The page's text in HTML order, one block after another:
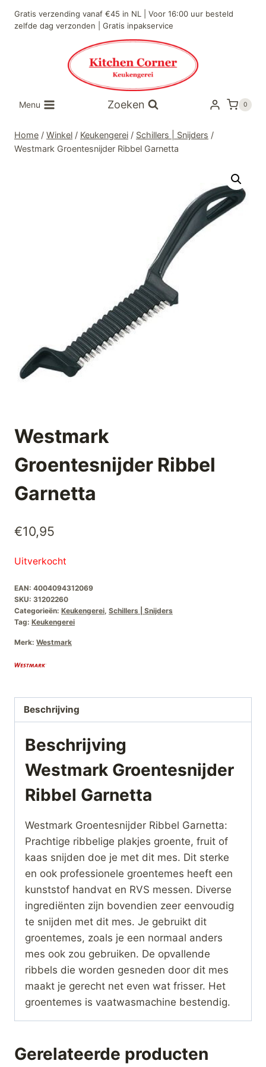
naar
Gratis verzending vanaf €45 in NL | Voor 16:00 uur besteld
zelfde dag verzonden | Gratis inpakservice
Menu Zoeken 0
Home / Winkel / Keukengerei / Schillers | Snijders /
Westmark Groentesnijder Ribbel Garnetta
Westmark
Groentesnijder Ribbel
Garnetta
€10,95
Uitverkocht
EAN: 4004094312069
SKU: 31202260
Categorieën: Keukengerei, Schillers | Snijders
Tag: Keukengerei
Merk: Westmark
Beschrijving
Beschrijving
Westmark Groentesnijder
Ribbel Garnetta
Westmark Groentesnijder Ribbel Garnetta:
Prachtige ribbelige plakjes groente, fruit of
kaas snijden doe je met dit mes. Dit sterke
en ook professionele groentemes heeft een
kunststof handvat en RVS messen. Diverse
ingrediënten zijn bovendien zeer eenvoudig
te snijden met dit mes. Je gebruikt dit
groentemes, zoals je een normaal anders
mes ook zou gebruiken. De opvallende
ribbels die worden gesneden door dit mes
maakt je gerecht net even wat frisser. Het
groentemes is vaatwasmachine bestendig.
Gerelateerde producten